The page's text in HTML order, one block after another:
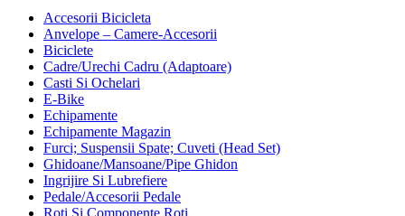
Accesorii Bicicleta
Anvelope – Camere-Accesorii
Biciclete
Cadre/Urechi Cadru (Adaptoare)
Casti Si Ochelari
E-Bike
Echipamente
Echipamente Magazin
Furci; Suspensii Spate; Cuveti (Head Set)
Ghidoane/Mansoane/Pipe Ghidon
Ingrijire Si Lubrefiere
Pedale/Accesorii Pedale